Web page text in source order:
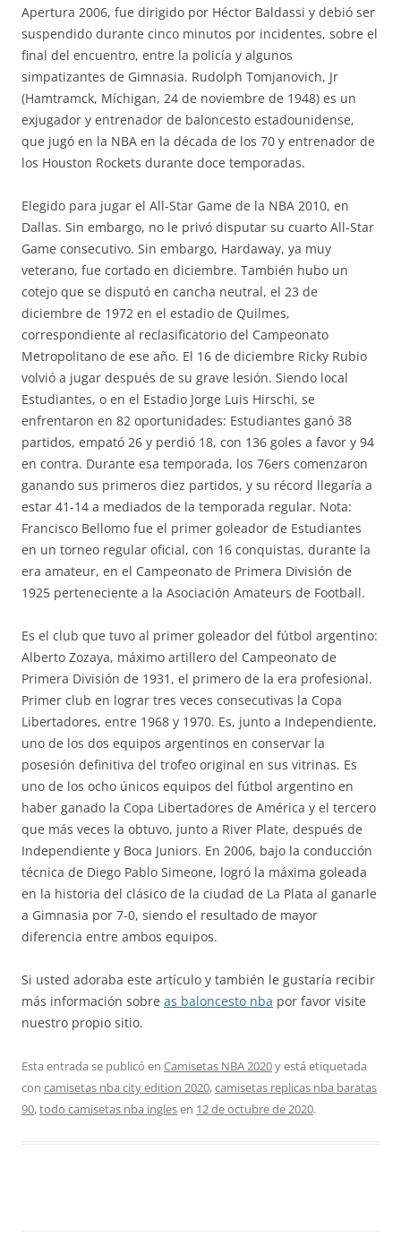
Apertura 2006, fue dirigido por Héctor Baldassi y debió ser
suspendido durante cinco minutos por incidentes, sobre el
final del encuentro, entre la policía y algunos
simpatizantes de Gimnasia. Rudolph Tomjanovich, Jr
(Hamtramck, Míchigan, 24 de noviembre de 1948) es un
exjugador y entrenador de baloncesto estadounidense,
que jugó en la NBA en la década de los 70 y entrenador de
los Houston Rockets durante doce temporadas.
Elegido para jugar el All-Star Game de la NBA 2010, en
Dallas. Sin embargo, no le privó disputar su cuarto All-Star
Game consecutivo. Sin embargo, Hardaway, ya muy
veterano, fue cortado en diciembre. También hubo un
cotejo que se disputó en cancha neutral, el 23 de
diciembre de 1972 en el estadio de Quilmes,
correspondiente al reclasificatorio del Campeonato
Metropolitano de ese año. El 16 de diciembre Ricky Rubio
volvió a jugar después de su grave lesión. Siendo local
Estudiantes, o en el Estadio Jorge Luis Hirschi, se
enfrentaron en 82 oportunidades: Estudiantes ganó 38
partidos, empató 26 y perdió 18, con 136 goles a favor y 94
en contra. Durante esa temporada, los 76ers comenzaron
ganando sus primeros diez partidos, y su récord llegaría a
estar 41-14 a mediados de la temporada regular. Nota:
Francisco Bellomo fue el primer goleador de Estudiantes
en un torneo regular oficial, con 16 conquistas, durante la
era amateur, en el Campeonato de Primera División de
1925 perteneciente a la Asociación Amateurs de Football.
Es el club que tuvo al primer goleador del fútbol argentino:
Alberto Zozaya, máximo artillero del Campeonato de
Primera División de 1931, el primero de la era profesional.
Primer club en lograr tres veces consecutivas la Copa
Libertadores, entre 1968 y 1970. Es, junto a Independiente,
uno de los dos equipos argentinos en conservar la
posesión definitiva del trofeo original en sus vitrinas. Es
uno de los ocho únicos equipos del fútbol argentino en
haber ganado la Copa Libertadores de América y el tercero
que más veces la obtuvo, junto a River Plate, después de
Independiente y Boca Juniors. En 2006, bajo la conducción
técnica de Diego Pablo Simeone, logró la máxima goleada
en la historia del clásico de la ciudad de La Plata al ganarle
a Gimnasia por 7-0, siendo el resultado de mayor
diferencia entre ambos equipos.
Si usted adoraba este artículo y también le gustaría recibir
más información sobre as baloncesto nba por favor visite
nuestro propio sitio.
Esta entrada se publicó en Camisetas NBA 2020y está etiquetada
con camisetas nba city edition 2020,camisetas replicas nba baratas
90,todo camisetas nba inglesen 12 de octubre de 2020.